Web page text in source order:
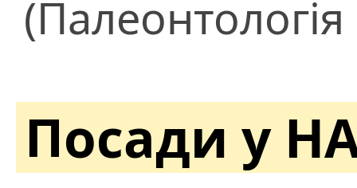
(Палеонтологія
Посади у